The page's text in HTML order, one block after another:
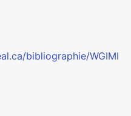
bibliographie/WGIMI